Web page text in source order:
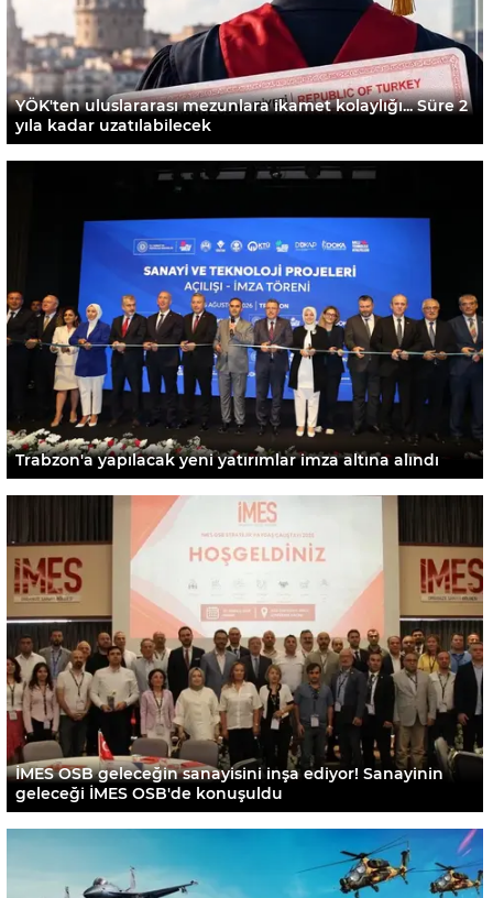
YÖK'ten uluslararası mezunlara ikamet kolaylığı... Süre 2
yıla kadar uzatılabilecek
Trabzon'a yapılacak yeni yatırımlar imza altına alındı
İMES OSB geleceğin sanayisini inşa ediyor! Sanayinin
geleceği İMES OSB'de konuşuldu